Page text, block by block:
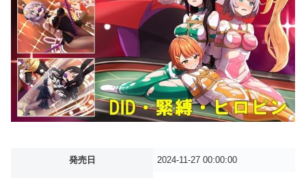
発売日 2024-11-27 00:00:00